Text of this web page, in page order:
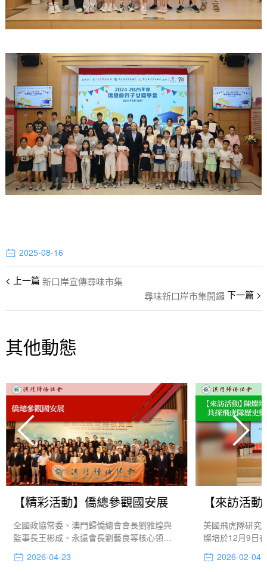
2025-08-16
新口岸宣傳尋味市集
尋味新口岸市集開鑼
其他動態
【精彩活動】僑總參觀國安展
全國政協常委、澳門歸僑總會會長劉雅煌與
監事長王彬成、永遠會長劉藝良等核心領導
成員，前往參觀“全民國家安全教育展”。此次
2026-04-23
美國飛虎隊研究
燦培於12月9日
育、華僑貢獻研
2026-02-04